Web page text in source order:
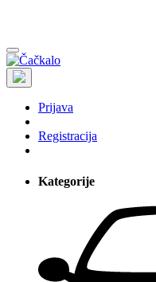
Prijava
Registracija
Kategorije